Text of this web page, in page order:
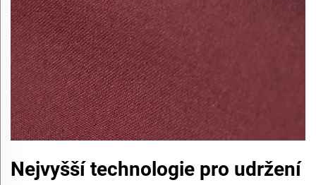
Nejvyšší technologie pro udržení